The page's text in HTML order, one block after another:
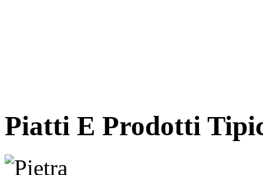
Piatti E Prodotti